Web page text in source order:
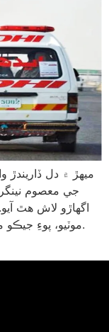
جي معصوم
اگهاڙو لاش هٿ
موٽيو، پوءِ جيڪو منظر سامهون آيو اهو هر اک آلي ڪري ڇڏيو.